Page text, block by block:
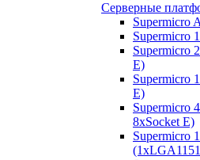
Серверные
Supermicro
Supermicro
Supermicro
E)
Supermicro
E)
Supermicro
8xSocket E)
Supermicro